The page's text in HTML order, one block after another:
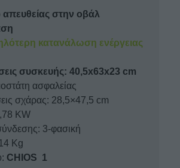
στην οβάλ
κατανάλωση ενέργειας
συσκευής: 40,5x63x23 cm
ασφαλείας
σχάρας: 28,5×47,5 cm
KW
3-φασική
Kg
CHIOS 1